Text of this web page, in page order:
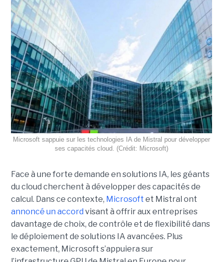
Microsoft sappuie sur les technologies IA de Mistral pour développer
ses capacités cloud. (Crédit: Microsoft)
Face à une forte demande en solutions IA, les géants
du cloud cherchent à développer des capacités de
calcul. Dans ce contexte, Microsoft et Mistral ont
annoncé un accord visant à offrir aux entreprises
davantage de choix, de contrôle et de flexibilité dans
le déploiement de solutions IA avancées. Plus
exactement, Microsoft s’appuiera sur